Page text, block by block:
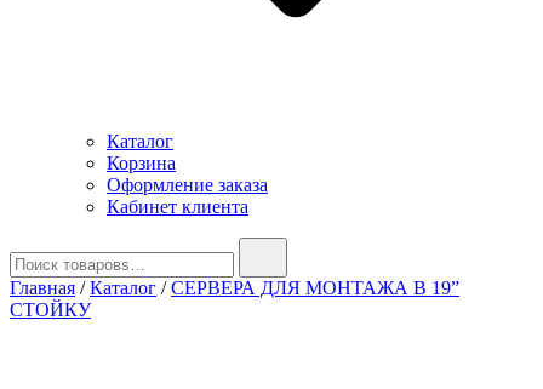
Каталог
Корзина
Оформление заказа
Кабинет клиента
Главная /Каталог /СЕРВЕРА ДЛЯ МОНТАЖА В 19”
СТОЙКУ